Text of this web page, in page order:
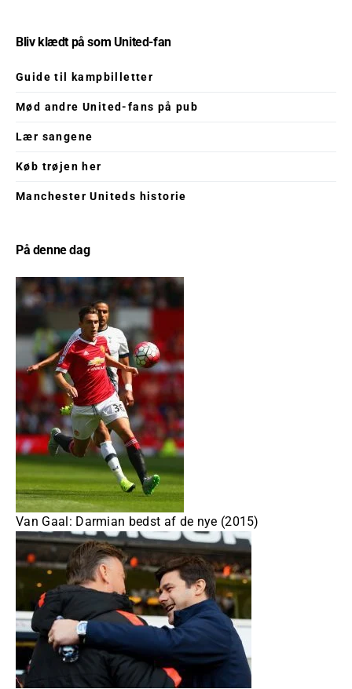
Bliv klædt på som United-fan
Guide til kampbilletter
Mød andre United-fans på pub
Lær sangene
Køb trøjen her
Manchester Uniteds historie
På denne dag
Van Gaal: Darmian bedst af de nye (2015)